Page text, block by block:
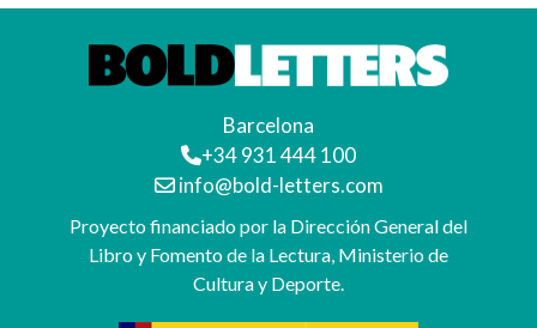
Barcelona
+34 931 444 100
info@bold-letters.com
Proyecto financiado por la Dirección General del
Libro y Fomento de la Lectura, Ministerio de
Cultura y Deporte.